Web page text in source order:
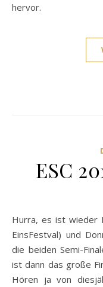
hervor.
ESC
Hurra, es ist wieder ESC-Woche. Am Dienstag (21.00 Uhr
EinsFestval) und
die beiden Semi-
ist dann das große
Hören ja von